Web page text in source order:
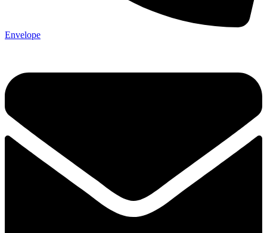
Envelope